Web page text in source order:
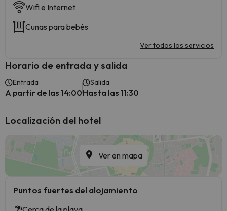
Wifi e Internet
Cunas para bebés
Ver todos los servicios
Horario de entrada y salida
Entrada
A partir de las 14:00
Salida
Hasta las 11:30
Localización del hotel
Ver en mapa
Puntos fuertes del alojamiento